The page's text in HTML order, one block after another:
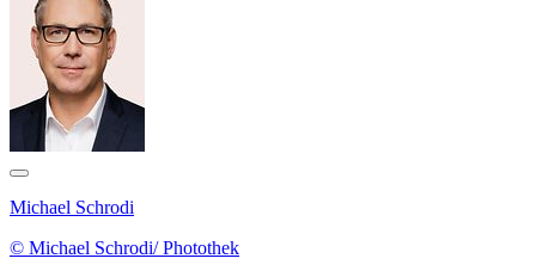
Michael Schrodi
© Michael Schrodi/ Photothek